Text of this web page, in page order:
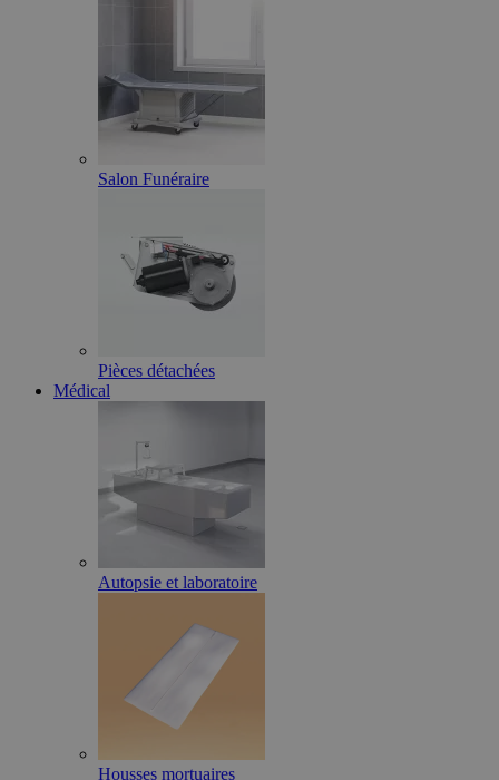
Salon Funéraire
Pièces détachées
Médical
Autopsie et laboratoire
Housses mortuaires